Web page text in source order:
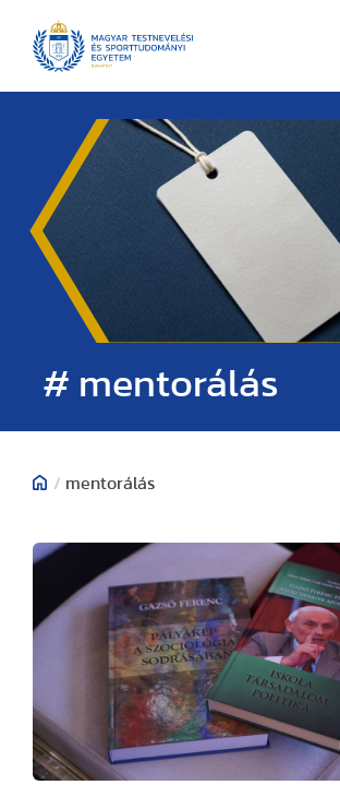
# mentorálás
/ mentorálás